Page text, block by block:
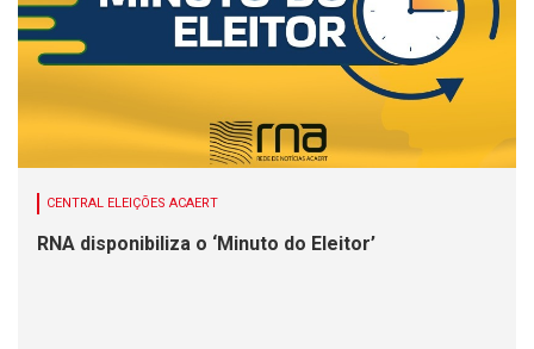
CENTRAL ELEIÇÕES ACAERT
RNA disponibiliza o ‘Minuto do Eleitor’